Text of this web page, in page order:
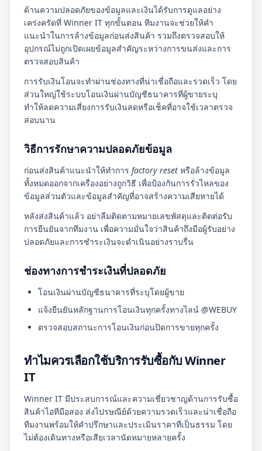
ด้านความปลอดภัยของข้อมูลและเงินได้รับการดูแลอย่าง
เคร่งครัดที่ Winner IT ทุกขั้นตอน ทีมงานจะช่วยให้คำ
แนะนำในการล้างข้อมูลก่อนส่งสินค้า รวมถึงตรวจสอบให้
อุปกรณ์ไม่ถูกเปิดเผยข้อมูลสำคัญระหว่างการขนส่งและการ
ตรวจสอบสินค้า
การรับเงินโอนจะทำผ่านช่องทางที่น่าเชื่อถือและรวดเร็ว โดย
ส่วนใหญ่ใช้ระบบโอนเงินผ่านบัญชีธนาคารที่ผู้ขายระบุ
ทำให้ลดความเสี่ยงการรับเงินสดหรือเช็คที่อาจใช้เวลาตรวจ
สอบนาน
วิธีการรักษาความปลอดภัยข้อมูล
ก่อนส่งสินค้าแนะนำให้ทำการ factory reset หรือล้างข้อมูล
ทั้งหมดออกจากเครื่องอย่างถูกวิธี เพื่อป้องกันการรั่วไหลของ
ข้อมูลส่วนตัวและข้อมูลสำคัญที่อาจสร้างความเสียหายได้
หลังส่งสินค้าแล้ว อย่าลืมติดตามหมายเลขพัสดุและติดต่อรับ
การยืนยันจากทีมงาน เพื่อความมั่นใจว่าสินค้าถึงมือผู้รับอย่าง
ปลอดภัยและการชำระเงินจะดำเนินอย่างราบรื่น
ช่องทางการชำระเงินที่ปลอดภัย
โอนเงินผ่านบัญชีธนาคารที่ระบุโดยผู้ขาย
แจ้งยืนยันหลักฐานการโอนเงินทุกครั้งทางไลน์ @WEBUY
ตรวจสอบสถานะการโอนเงินก่อนปิดการขายทุกครั้ง
ทำไมควรเลือกใช้บริการรับซื้อกับ Winner
IT
Winner IT มีประสบการณ์และความเชี่ยวชาญด้านการรับซื้อ
สินค้าไอทีมือสอง ส่งไปรษณีย์ด้วยความรวดเร็วและน่าเชื่อถือ
ทีมงานพร้อมให้คำปรึกษาและประเมินราคาที่เป็นธรรม โดย
ไม่ต้องเดินทางหรือเสียเวลานัดหมายหลายครั้ง